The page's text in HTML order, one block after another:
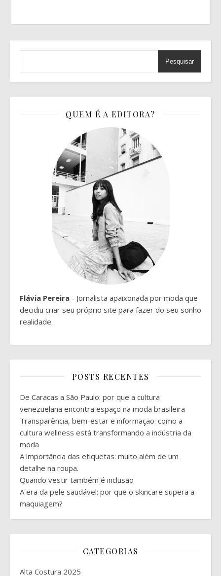
Pesquisar
QUEM É A EDITORA?
Flávia Pereira - Jornalista apaixonada por moda que
decidiu criar seu próprio site para fazer do seu sonho
realidade.
POSTS RECENTES
De Caracas a São Paulo: por que a cultura
venezuelana encontra espaço na moda brasileira
Transparência, bem-estar e informação: como a
cultura wellness está transformando a indústria da
moda
A importância das etiquetas: muito além de um
detalhe na roupa.
Quando vestir também é inclusão
A era da pele saudável: por que o skincare supera a
maquiagem?
CATEGORIAS
Alta Costura 2025